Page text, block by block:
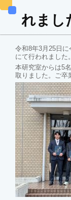
れまし
令和8年3月25日
にて行われました。
本研究室からは5
取りました。ご卒